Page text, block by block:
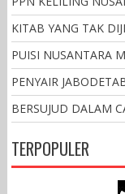
KITAB YANG TAK
PUISI NUSANTARA
PENYAIR
BERSUJUD DALAM
TERPOPULER